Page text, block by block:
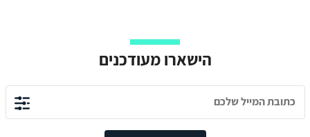
הישארו מעודכנים